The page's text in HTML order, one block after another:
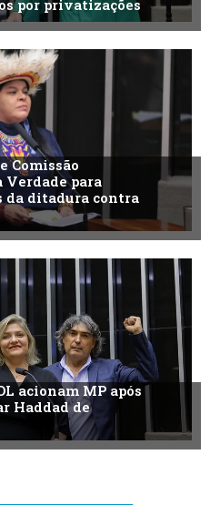
por privatizações
Comissão
para
ditadura contra
acionam MP após
Haddad de